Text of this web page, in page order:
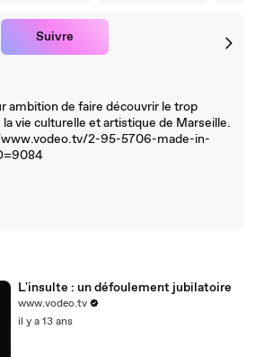
Suivre
ambition de faire découvrir le trop
vie culturelle et artistique de Marseille.
www.vodeo.tv/2-95-5706-made-in-
L'insulte : un défoulement jubilatoire
www.vodeo.tv
il y a 13 ans